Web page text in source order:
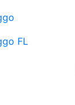
FL